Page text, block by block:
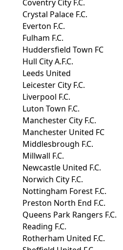
Coventry City F.C.
Crystal Palace F.C.
Everton F.C.
Fulham F.C.
Huddersfield Town FC
Hull City A.F.C.
Leeds United
Leicester City F.C.
Liverpool F.C.
Luton Town F.C.
Manchester City F.C.
Manchester United FC
Middlesbrough F.C.
Millwall F.C.
Newcastle United F.C.
Norwich City F.C.
Nottingham Forest F.C.
Preston North End F.C.
Queens Park Rangers F.C.
Reading F.C.
Rotherham United F.C.